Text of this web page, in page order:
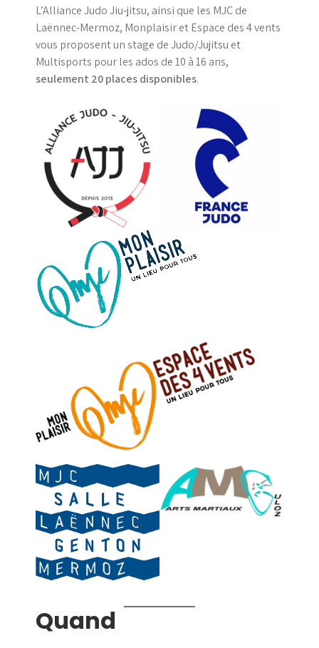
L’Alliance Judo Jiu-jitsu, ainsi que les MJC de
Laënnec-Mermoz, Monplaisir et Espace des 4 vents
vous proposent un stage de Judo/Jujitsu et
Multisports pour les ados de 10 à 16 ans,
seulement 20 places disponibles.
Quand